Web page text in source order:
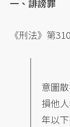
一、誹謗罪
《刑法》第
意圖
損他
年以